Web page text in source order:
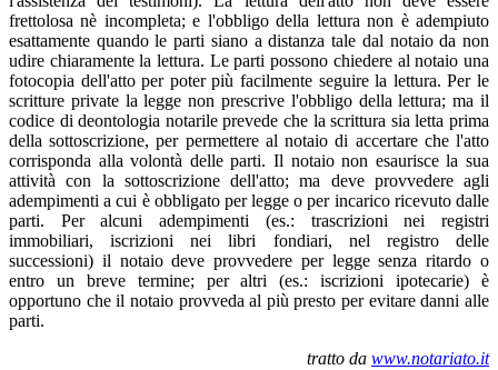
frettolosa nè incompleta; e l'obbligo della lettura non è adempiuto
esattamente quando le parti siano a distanza tale dal notaio da non
udire chiaramente la lettura. Le parti possono chiedere al notaio una
fotocopia dell'atto per poter più facilmente seguire la lettura. Per le
scritture private la legge non prescrive l'obbligo della lettura; ma il
codice di deontologia notarile prevede che la scrittura sia letta prima
della sottoscrizione, per permettere al notaio di accertare che l'atto
corrisponda alla volontà delle parti. Il notaio non esaurisce la sua
attività con la sottoscrizione dell'atto; ma deve provvedere agli
adempimenti a cui è obbligato per legge o per incarico ricevuto dalle
parti. Per alcuni adempimenti (es.: trascrizioni nei registri
immobiliari, iscrizioni nei libri fondiari, nel registro delle
successioni) il notaio deve provvedere per legge senza ritardo o
entro un breve termine; per altri (es.: iscrizioni ipotecarie) è
opportuno che il notaio provveda al più presto per evitare danni alle
parti.
tratto da www.notariato.it